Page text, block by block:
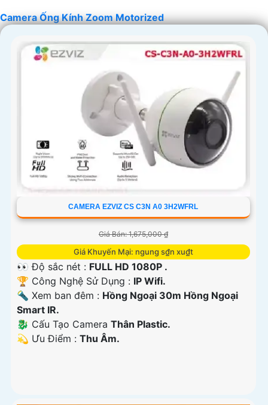
Camera Ống Kính Zoom Motorized
CAMERA EZVIZ CS C3N A0 3H2WFRL
Giá Bán: 1,675,000 ₫
Giá Khuyến Mại: ngung s₫n xu₫t
👀 Độ sắc nét : FULL HD 1080P .
🏆 Công Nghệ Sử Dụng : IP Wifi.
🔦 Xem ban đêm : Hồng Ngoại 30m Hồng Ngoại
Smart IR.
🐉️ Cấu Tạo Camera Thân Plastic.
️💫 Ưu Điểm : Thu Âm.